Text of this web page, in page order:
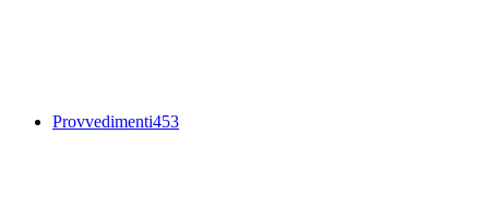
Provvedimenti453